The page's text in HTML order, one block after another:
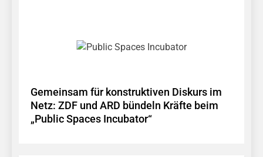
Gemeinsam für konstruktiven Diskurs im
Netz: ZDF und ARD bündeln Kräfte beim
„Public Spaces Incubator“